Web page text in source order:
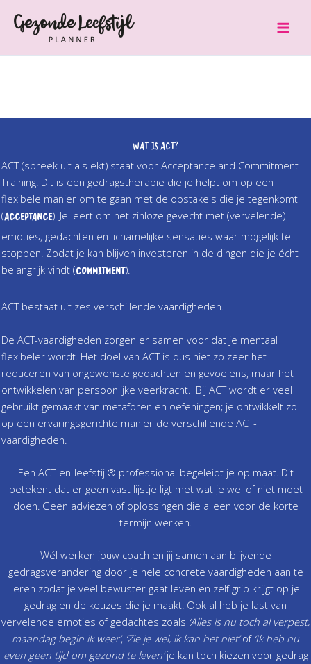
naar
inhoud
​Wat is ACT?
ACT (spreek uit als ekt) staat voor Acceptance and Commitment
Training. Dit is een gedragstherapie die je helpt om op een
flexibele manier om te gaan met de obstakels die je tegenkomt
(Acceptance). Je leert om het zinloze gevecht met (vervelende)
emoties, gedachten en lichamelijke sensaties waar mogelijk te
stoppen. Zodat je kan blijven investeren in de dingen die je écht
belangrijk vindt (Commitment).
ACT bestaat uit zes verschillende vaardigheden.
De ACT-vaardigheden zorgen er samen voor dat je mentaal
flexibeler wordt. Het doel van ACT is dus niet zo zeer het
reduceren van ongewenste gedachten en gevoelens, maar het
ontwikkelen van persoonlijke veerkracht. Bij ACT wordt er veel
gebruikt gemaakt van metaforen en oefeningen; je ontwikkelt zo
op een ervaringsgerichte manier de verschillende ACT-
vaardigheden.
Een ACT-en-leefstijl® professional begeleidt je op maat. Dit
betekent dat er geen vast lijstje ligt met wat je wel of niet moet
doen. Geen adviezen of oplossingen die alleen voor de korte
termijn werken.
Wél werken jouw coach en jij samen aan blijvende
gedragsverandering door je hele concrete vaardigheden aan te
leren zodat je veel bewuster gaat leven en zelf grip krijgt op je
gedrag en de keuzes die je maakt. Ook al heb je last van
vervelende emoties of gedachtes zoals ‘Alles is nu toch al verpest,
maandag begin ik weer’, ‘Zie je wel, ik kan het niet’of‘Ik heb nu
even geen tijd om gezond te leven’je kan toch kiezen voor gedrag